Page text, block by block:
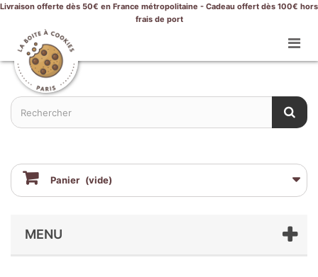
Livraison offerte dès 50€ en France métropolitaine - Cadeau offert dès 100€ hors
frais de port
Panier (vide)
MENU